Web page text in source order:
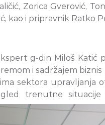
Zorica Gverović,
kao i pripravnik Ratko
g-din Miloš Katić
i sadržajem biznis
sektora upravljanja
trenutne